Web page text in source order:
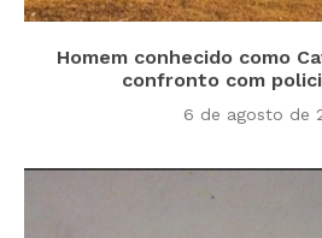
Homem conhecido como
confronto com
6 de agosto de